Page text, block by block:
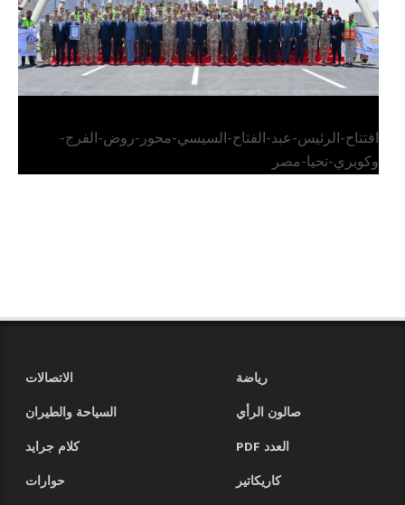
افتتاح-الرئيس-عبد-الفتاح-السيسي-محور-روض-الفرج-
وكوبري-تحيا-مصر
رياضة
الاتصالات
صالون الرأي
السياحة والطيران
العدد PDF
كلام جرايد
كاريكاتير
حوارات